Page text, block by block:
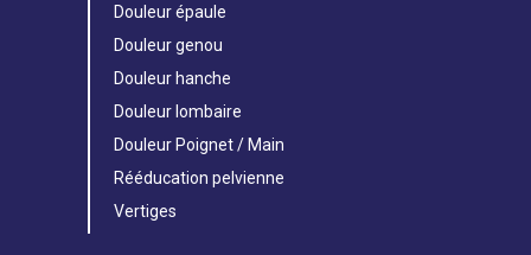
Douleur épaule
Douleur genou
Douleur hanche
Douleur lombaire
Douleur Poignet / Main
Rééducation pelvienne
Vertiges